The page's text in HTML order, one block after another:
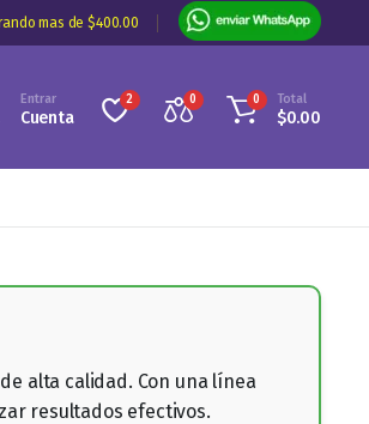
mas de $400.00
Entrar
Cuenta
2 0 0 Total
$0.00
alta calidad. Con una línea
resultados efectivos.